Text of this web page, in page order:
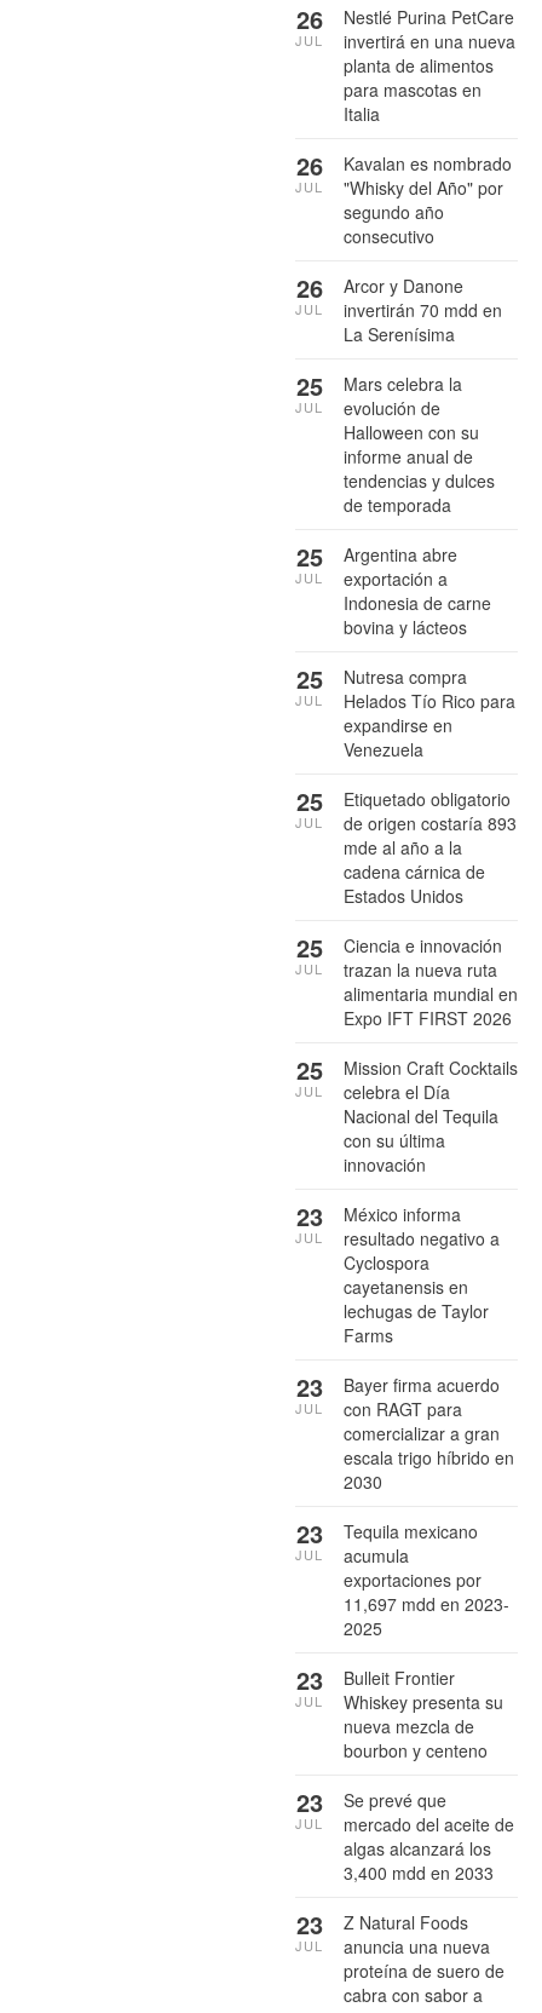
Nestlé Purina PetCare
invertirá en una nueva
planta de alimentos
para mascotas en
Italia
26
JUL
Kavalan es nombrado
"Whisky del Año" por
segundo año
consecutivo
26
JUL
Arcor y Danone
invertirán 70 mdd en
La Serenísima
26
JUL
Mars celebra la
evolución de
Halloween con su
informe anual de
tendencias y dulces
de temporada
25
JUL
Argentina abre
exportación a
Indonesia de carne
bovina y lácteos
25
JUL
Nutresa compra
Helados Tío Rico para
expandirse en
Venezuela
25
JUL
Etiquetado obligatorio
de origen costaría 893
mde al año a la
cadena cárnica de
Estados Unidos
25
JUL
Ciencia e innovación
trazan la nueva ruta
alimentaria mundial en
Expo IFT FIRST 2026
25
JUL
Mission Craft Cocktails
celebra el Día
Nacional del Tequila
con su última
innovación
25
JUL
México informa
resultado negativo a
Cyclospora
cayetanensis en
lechugas de Taylor
Farms
23
JUL
Bayer firma acuerdo
con RAGT para
comercializar a gran
escala trigo híbrido en
2030
23
JUL
Tequila mexicano
acumula
exportaciones por
11,697 mdd en 2023-
2025
23
JUL
Bulleit Frontier
Whiskey presenta su
nueva mezcla de
bourbon y centeno
23
JUL
Se prevé que
mercado del aceite de
algas alcanzará los
3,400 mdd en 2033
23
JUL
Z Natural Foods
anuncia una nueva
proteína de suero de
cabra con sabor a
23
JUL